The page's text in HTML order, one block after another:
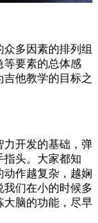
多因素的排列组
等要素的总体感
他教学的目标之
力开发的基础，弹
指头。大家都知
作越复杂，越娴
们在小的时候多
大脑的功能，尽早